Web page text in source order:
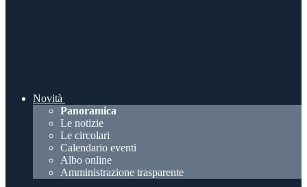
Novità
Panoramica
Le notizie
Le circolari
Calendario eventi
Albo online
Amministrazione trasparente